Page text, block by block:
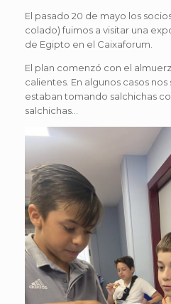
El pasado 20 de mayo los
colado) fuimos a visitar una
de Egipto en el Caixaforum.
El plan comenzó con el
calientes. En algunos casos
estaban tomando salchichas
salchichas…